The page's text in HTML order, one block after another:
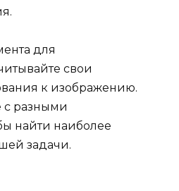
для
свои
к изображению.
с разными
найти наиболее
задачи.